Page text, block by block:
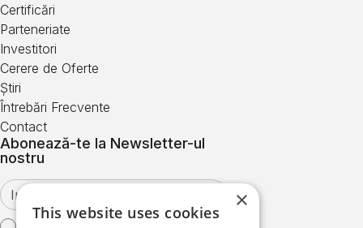
Certificări
Parteneriate
Investitori
Cerere de Oferte
Știri
Întrebări Frecvente
Contact
Abonează-te la Newsletter-ul
nostru
×
This website uses cookies